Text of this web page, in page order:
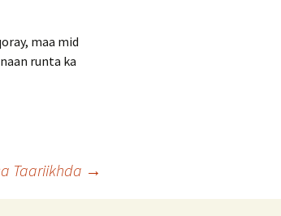
maa mid
runta ka
Taariikhda →